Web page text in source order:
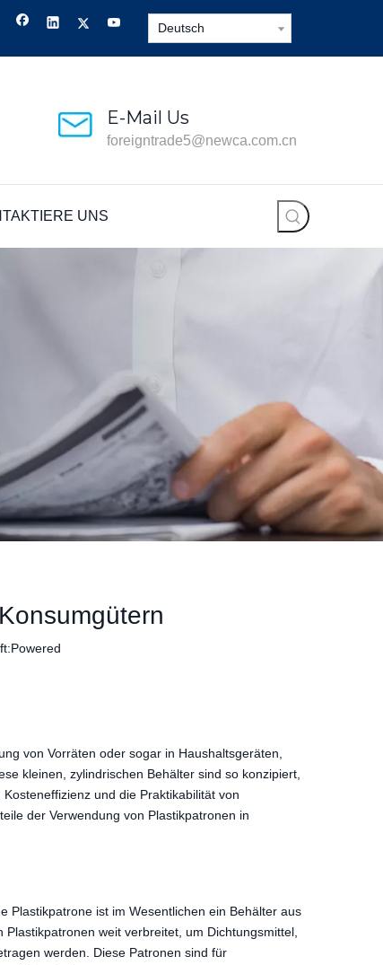
Deutsch
E-Mail Us
foreigntrade5@newca.com.cn
UNS
Powered
von Vorräten oder sogar in Haushaltsgeräten,
kleinen, zylindrischen Behälter sind so konzipiert,
und die Praktikabilität von
der Verwendung von Plastikpatronen in
Plastikpatrone ist im Wesentlichen ein Behälter aus
weit verbreitet, um Dichtungsmittel,
werden. Diese Patronen sind für